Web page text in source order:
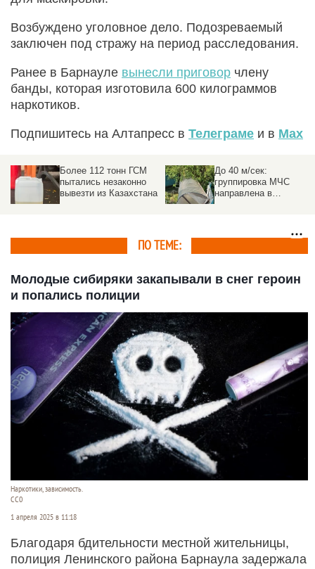
Возбуждено уголовное дело. Подозреваемый
заключен под стражу на период расследования.
Ранее в Барнауле вынесли приговор члену
банды, которая изготовила 600 килограммов
наркотиков.
Подпишитесь на Алтапресс в Телеграме и в Max
Более 112 тонн ГСМ
пытались незаконно
вывезти из Казахстана
До 40 м/сек:
группировка МЧС
направлена в
ПО ТЕМЕ:
Молодые сибиряки закапывали в снег героин
и попались полиции
Наркотики, зависимость.
CC0
1 апреля 2025 в 11:18
Благодаря бдительности местной жительницы,
полиция Ленинского района Барнаула задержала